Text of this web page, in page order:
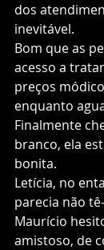
dos
inevitável.
Bom que as
acesso a
preços
enquanto
Finalmente
branco, ela
bonita.
Letícia, no
parecia não
Maurício
amistoso, de